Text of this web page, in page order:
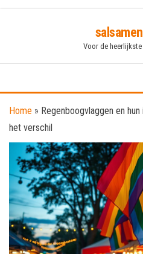
content
Voor de
Home » Regenboogvlaggen en
het verschil